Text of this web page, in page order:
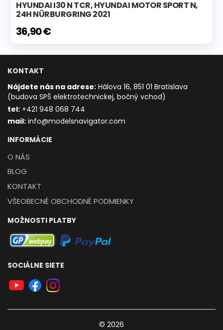
HYUNDAI I30 N TCR, HYUNDAI MOTOR SPORT N,
24H NÜRBURGRING 2021
36,90 €
KONTAKT
Nájdete nás na adrese: Hálova 16, 851 01 Bratislava
(budova SPŠ elektrotechnickej, bočný vchod)
tel: +421 948 068 744
mail: info@modelsnavigator.com
INFORMÁCIE
O NÁS
BLOG
KONTAKT
VŠEOBECNÉ OBCHODNÉ PODMIENKY
MOŽNOSTI PLATBY
SOCIÁLNE SIETE
© 2026